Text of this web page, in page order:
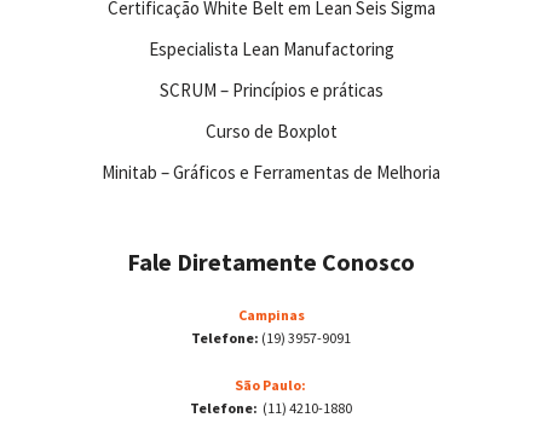
Certificação White Belt em Lean Seis Sigma
Especialista Lean Manufactoring
SCRUM – Princípios e práticas
Curso de Boxplot
Minitab – Gráficos e Ferramentas de Melhoria
Fale Diretamente Conosco
Campinas
Telefone: (19) 3957-9091
São Paulo:
Telefone: (11) 4210-1880